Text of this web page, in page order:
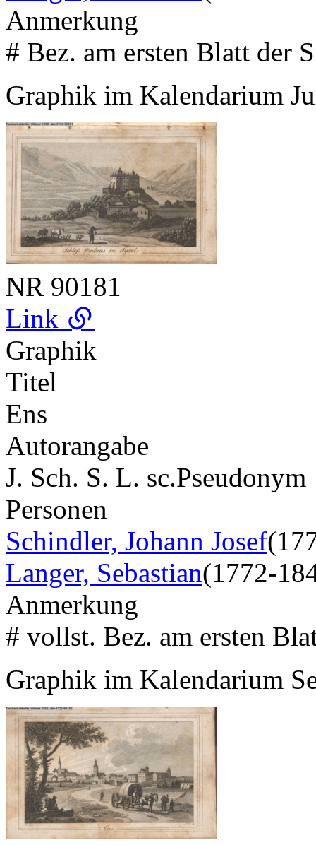
Anmerkung
# Bez. am ersten Blatt der
Graphik im Kalendarium
NR 90181
Link
Graphik
Titel
Ens
Autorangabe
J. Sch. S. L. sc.Pseudonym
Personen
Schindler, Johann Josef
Langer, Sebastian(1772-
Anmerkung
# vollst. Bez. am ersten
Graphik im Kalendarium